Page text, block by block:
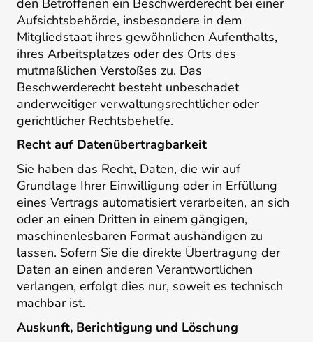
Aufsichtsbehörde, insbesondere in dem
Mitgliedstaat ihres gewöhnlichen Aufenthalts,
ihres Arbeitsplatzes oder des Orts des
mutmaßlichen Verstoßes zu. Das
Beschwerderecht besteht unbeschadet
anderweitiger verwaltungsrechtlicher oder
gerichtlicher Rechtsbehelfe.
Recht auf Daten­übertrag­barkeit
Sie haben das Recht, Daten, die wir auf
Grundlage Ihrer Einwilligung oder in Erfüllung
eines Vertrags automatisiert verarbeiten, an sich
oder an einen Dritten in einem gängigen,
maschinenlesbaren Format aushändigen zu
lassen. Sofern Sie die direkte Übertragung der
Daten an einen anderen Verantwortlichen
verlangen, erfolgt dies nur, soweit es technisch
machbar ist.
Auskunft, Berichtigung und Löschung